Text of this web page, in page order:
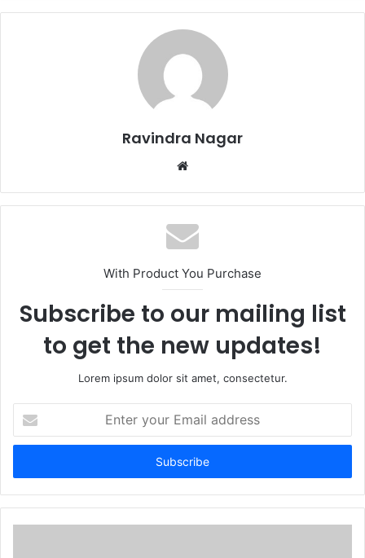
Ravindra Nagar
Website
With Product You Purchase
Subscribe to our mailing list
to get the new updates!
Lorem ipsum dolor sit amet, consectetur.
your
Email